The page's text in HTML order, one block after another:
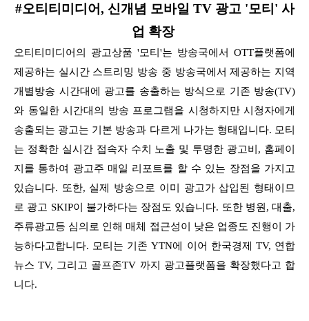
#오티티미디어, 신개념 모바일 TV 광고 '모티' 사
업 확장
오티티미디어의 광고상품 '모티'는 방송국에서 OTT플랫폼에
제공하는 실시간 스트리밍 방송 중 방송국에서 제공하는 지역
개별방송 시간대에 광고를 송출하는 방식으로 기존 방송(TV)
와 동일한 시간대의 방송 프로그램을 시청하지만 시청자에게
송출되는 광고는 기본 방송과 다르게 나가는 형태입니다. 모티
는 정확한 실시간 접속자 수치 노출 및 투명한 광고비, 홈페이
지를 통하여 광고주 매일 리포트를 할 수 있는 장점을 가지고
있습니다. 또한, 실제 방송으로 이미 광고가 삽입된 형태이므
로 광고 SKIP이 불가하다는 장점도 있습니다. 또한 병원, 대출,
주류광고등 심의로 인해 매체 접근성이 낮은 업종도 진행이 가
능하다고합니다. 모티는 기존 YTN에 이어 한국경제 TV, 연합
뉴스 TV, 그리고 골프존TV 까지 광고플랫폼을 확장했다고 합
니다.